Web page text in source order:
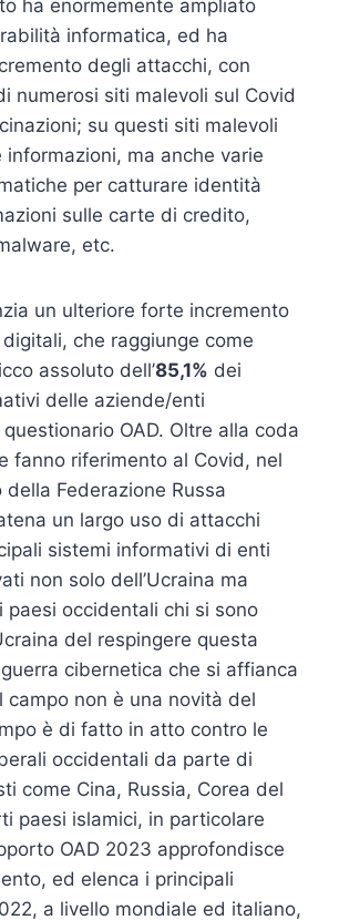
ha enormemente ampliato
informatica, ed ha
degli attacchi, con
numerosi siti malevoli sul Covid
su questi siti malevoli
informazioni, ma anche varie
per catturare identità
sulle carte di credito,
etc.
un ulteriore forte incremento
che raggiunge come
assoluto dell’85,1% dei
delle aziende/enti
OAD. Oltre alla coda
fanno riferimento al Covid, nel
della Federazione Russa
un largo uso di attacchi
sistemi informativi di enti
non solo dell’Ucraina ma
paesi occidentali chi si sono
del respingere questa
cibernetica che si affianca
campo non è una novità del
è di fatto in atto contro le
occidentali da parte di
come Cina, Russia, Corea del
paesi islamici, in particolare
OAD 2023 approfondisce
ed elenca i principali
a livello mondiale ed italiano,